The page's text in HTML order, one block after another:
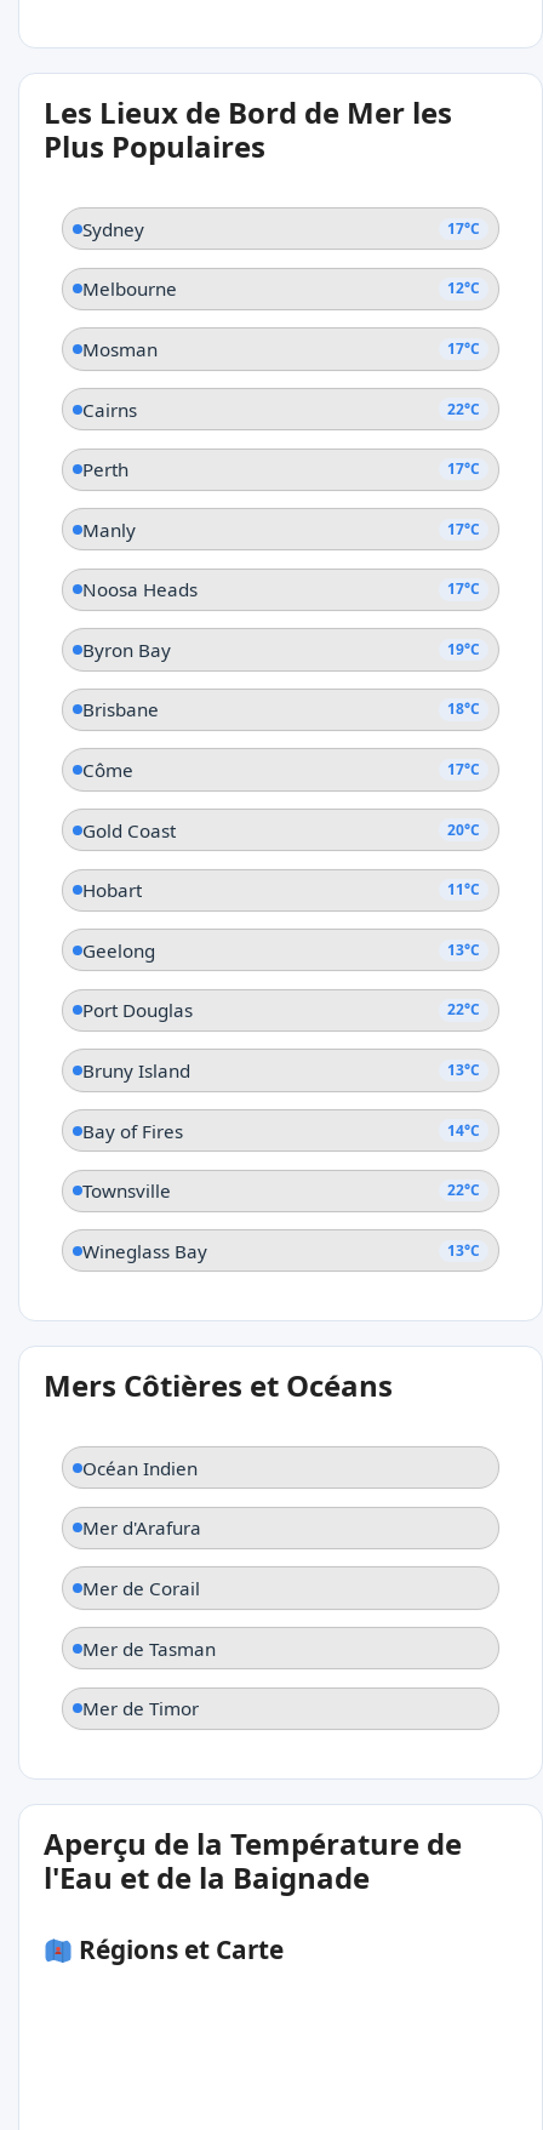
22°C
Palm Cove
Les Lieux de Bord de Mer les
Plus Populaires
Sydney 17°C
Melbourne 12°C
Mosman 17°C
Cairns 22°C
Perth 17°C
Manly 17°C
Noosa Heads 17°C
Byron Bay 19°C
Brisbane 18°C
Côme 17°C
Gold Coast 20°C
Hobart 11°C
Geelong 13°C
Port Douglas 22°C
Bruny Island 13°C
Bay of Fires 14°C
Townsville 22°C
Wineglass Bay 13°C
Mers Côtières et Océans
Océan Indien
Mer d'Arafura
Mer de Corail
Mer de Tasman
Mer de Timor
Aperçu de la Température de
l'Eau et de la Baignade
Régions et Carte